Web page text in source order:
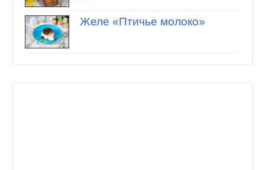
Желе «Птичье молоко»